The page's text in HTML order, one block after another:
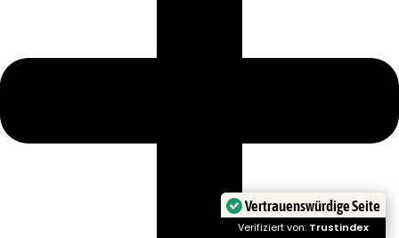
Vertrauenswürdige Seite
Verifiziert von: Trustindex